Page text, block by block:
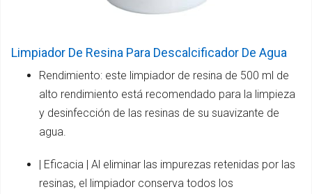
Limpiador De Resina Para Descalcificador De Agua
Rendimiento: este limpiador de resina de 500 ml de
alto rendimiento está recomendado para la limpieza
y desinfección de las resinas de su suavizante de
agua.
| Eficacia | Al eliminar las impurezas retenidas por las
resinas, el limpiador conserva todos los